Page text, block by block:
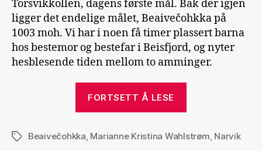
Torsvikkollen, dagens første mål. Bak der igjen
ligger det endelige målet, Beaivečohkka på
1003 moh. Vi har i noen få timer plassert barna
hos bestemor og bestefar i Beisfjord, og nyter
hesblesende tiden mellom to amminger.
FORTSETT Å LESE
StikkordBeaivečohkka, Marianne Kristina Wahlstrøm, Narvik